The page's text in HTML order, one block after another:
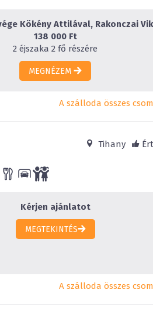
138 000 Ft
2 éjszaka 2 fő részére
MEGNÉZEM
A szálloda összes
Tihany
Kérjen ajánlatot
MEGTEKINTÉS
A szálloda összes